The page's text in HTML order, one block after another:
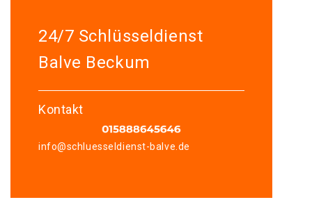
24/7 Schlüsseldienst
Balve Beckum
Kontakt
info@schluesseldienst-balve.de